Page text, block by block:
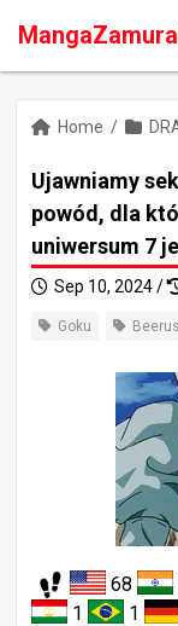
Home /
Ujawniamy
powód, dla
uniwersum 7
Sep 10, 2024 /
Goku Beerus
68
1
1